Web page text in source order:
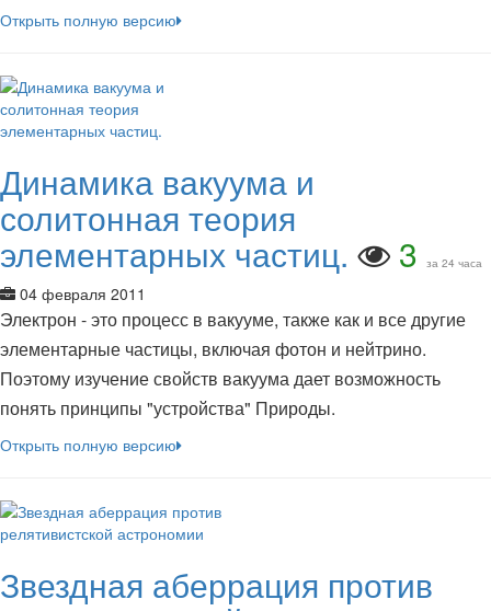
Открыть полную версию
Динамика вакуума и
солитонная теория
элементарных частиц. 3 за 24 часа
04 февраля 2011
Электрон - это процесс в вакууме, также как и все другие
элементарные частицы, включая фотон и нейтрино.
Поэтому изучение свойств вакуума дает возможность
понять принципы "устройства" Природы.
Открыть полную версию
Звездная аберрация против